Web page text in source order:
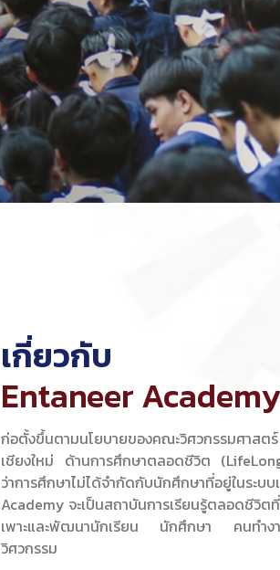
เกี่ยวกับ
Entaneer Academy
ก่อตั้งขึ้นตามนโยบายของคณะวิศวกรรมศา
เชียงใหม่ ด้านการศึกษาตลอดชีวิต
ว่าการศึกษาไม่ได้จำกัดกับนักศึกษาที่อยู่ใน
Academy จะเป็นสถาบันการเรียนรู้ตลอดชีวิต
เพาะและพัฒนานักเรียน นักศึกษา คนทำง
วิศวกรรม